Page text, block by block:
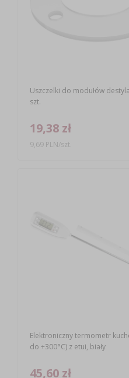
Uszczelki do modułów
szt.
19,38 zł
9,69 PLN/szt.
Elektroniczny termometr
do +300°C) z etui, biały
45,60 zł